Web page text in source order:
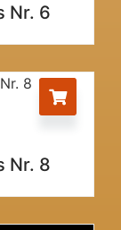
Nr. 6
Nr. 8